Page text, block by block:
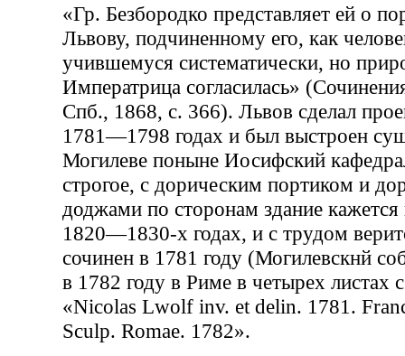
«Гр. Безбородко представляет ей о
Львову, подчиненному его, как
учившемуся систематически, но
Императрица согласилась»
Спб., 1868, с. 366). Львов сделал
1781—1798 годах и был выстроен
Могилеве поныне Иосифский
строгое, с дорическим портиком и
доджами по сторонам здание
1820—1830-х годах, и с трудом
сочинен в 1781 году (Могилевскнй
в 1782 году в Риме в четырех листах
«Nicolas Lwolf inv. et delin. 1781.
Sculp. Romae. 1782».